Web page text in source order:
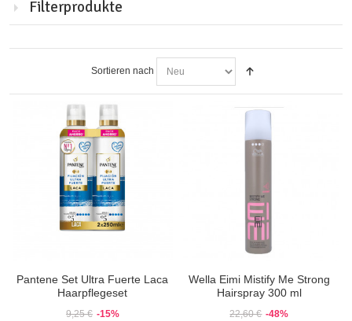
Filterprodukte
Sortieren nach
Pantene Set Ultra Fuerte Laca
Haarpflegeset
9,25 € -15%
Wella Eimi Mistify Me Strong
Hairspray 300 ml
22,60 € -48%